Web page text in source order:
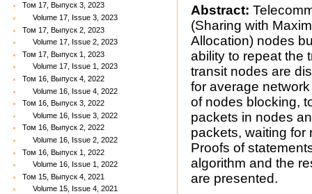
Том 17, Выпуск 3, 2023
Volume 17, Issue 3, 2023
Том 17, Выпуск 2, 2023
Volume 17, Issue 2, 2023
Том 17, Выпуск 1, 2023
Volume 17, Issue 1, 2023
Том 16, Выпуск 4, 2022
Volume 16, Issue 4, 2022
Том 16, Выпуск 3, 2022
Volume 16, Issue 3, 2022
Том 16, Выпуск 2, 2022
Volume 16, Issue 2, 2022
Том 16, Выпуск 1, 2022
Volume 16, Issue 1, 2022
Том 15, Выпуск 4, 2021
Volume 15, Issue 4, 2021
Abstract:
(Sharing with
Allocation) nodes
ability to repeat the
transit nodes are
for average
of nodes blocking,
packets in nodes
packets, waiting for
Proofs of
algorithm and the
are presented.